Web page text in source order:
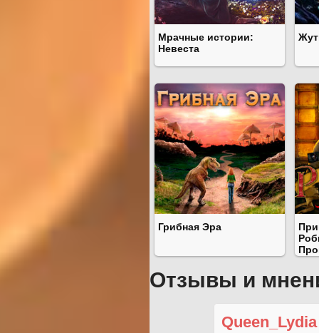
Мрачные истории:
Невеста
Грибная Эра
Отзывы и
Queen_Lydia